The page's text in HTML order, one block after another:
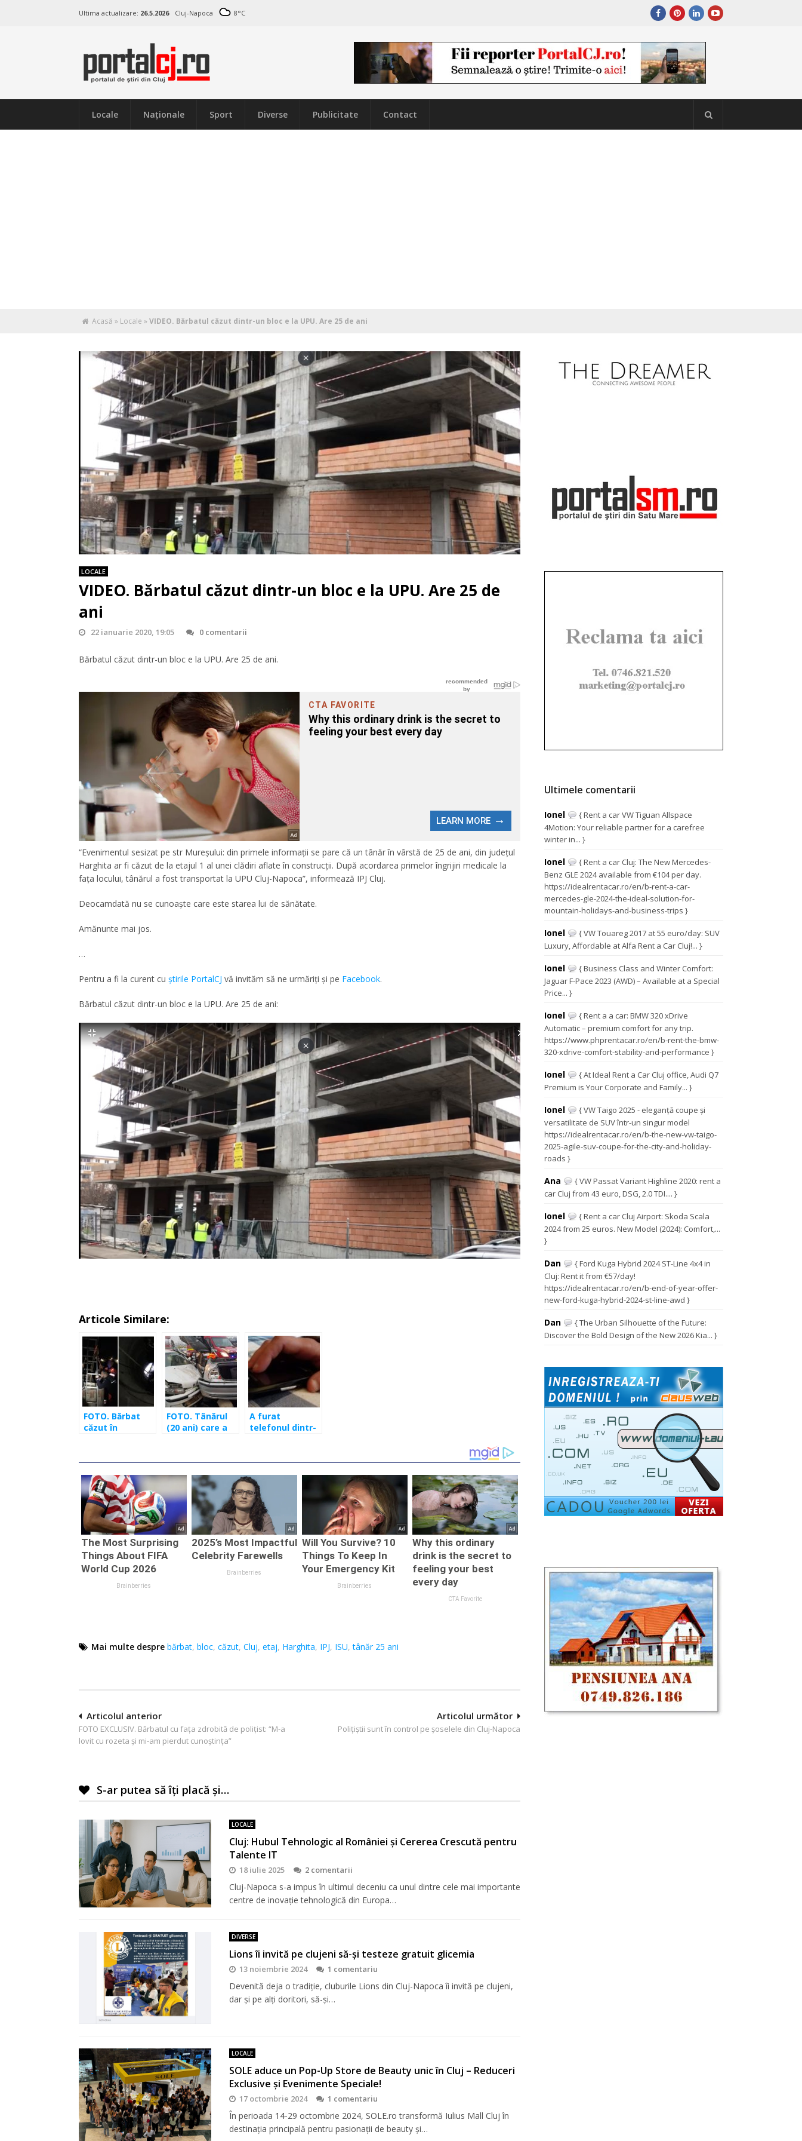
Ultima actualizare: 26.5.2026 Cluj-Napoca 8°C
Locale Naţionale Sport Diverse Publicitate Contact
Acasă » Locale »VIDEO. Bărbatul căzut dintr-un bloc e la UPU. Are 25 de ani
LOCALE
VIDEO. Bărbatul căzut dintr-un bloc e la UPU. Are 25 de
ani
22 ianuarie 2020, 19:05 0 comentarii
Bărbatul căzut dintr-un bloc e la UPU. Are 25 de ani.
“Evenimentul sesizat pe str Mureşului: din primele informaţii se pare că un tânăr în vârstă de 25 de ani, din judeţul
Harghita ar fi căzut de la etajul 1 al unei clădiri aflate în construcţii. După acordarea primelor îngrijiri medicale la
faţa locului, tânărul a fost transportat la UPU Cluj-Napoca”, informează IPJ Cluj.
Deocamdată nu se cunoaşte care este starea lui de sănătate.
Amănunte mai jos.
…
Pentru a fi la curent cu ştirile PortalCJ vă invităm să ne urmăriţi şi pe Facebook.
Bărbatul căzut dintr-un bloc e la UPU. Are 25 de ani:
Articole Similare:
FOTO. Bărbat
căzut în
Intervenţie
dificilă a
pompierilor!
FOTO. Tânărul
(20 ani) care a
Calea Floreşti nu
are permis!
A furat
telefonul dintr-
de lei
Mai multe despre bărbat, bloc, căzut, Cluj, etaj, Harghita, IPJ, ISU,tânăr 25 ani
Navigare
în
Articolul următor
Polițiștii sunt în control pe șoselele din Cluj-Napoca
Articolul anterior
FOTO EXCLUSIV. Bărbatul cu faţa zdrobită de poliţist: “M-a
lovit cu rozeta şi mi-am pierdut cunoştinţa”
S-ar putea să îți placă și…
LOCALE
Cluj: Hubul Tehnologic al României și Cererea Crescută pentru
Talente IT
18 iulie 2025 2 comentarii
Cluj-Napoca s-a impus în ultimul deceniu ca unul dintre cele mai importante
centre de inovație tehnologică din Europa…
DIVERSE
Lions îi invită pe clujeni să-şi testeze gratuit glicemia
13 noiembrie 2024 1 comentariu
Devenită deja o tradiţie, cluburile Lions din Cluj-Napoca îi invită pe clujeni,
dar şi pe alţi doritori, să-şi…
LOCALE
SOLE aduce un Pop-Up Store de Beauty unic în Cluj – Reduceri
Exclusive și Evenimente Speciale!
17 octombrie 2024 1 comentariu
În perioada 14-29 octombrie 2024, SOLE.ro transformă Iulius Mall Cluj în
destinația principală pentru pasionații de beauty și…
Ultimele comentarii
Ionel
{ Rent a car VW Tiguan Allspace
4Motion: Your reliable partner for a carefree
winter in... }
Ionel
{ Rent a car Cluj: The New Mercedes-
Benz GLE 2024 available from €104 per day.
https://idealrentacar.ro/en/b-rent-a-car-
mercedes-gle-2024-the-ideal-solution-for-
mountain-holidays-and-business-trips }
Ionel
{ VW Touareg 2017 at 55 euro/day: SUV
Luxury, Affordable at Alfa Rent a Car Cluj!... }
Ionel
{ Business Class and Winter Comfort:
Jaguar F-Pace 2023 (AWD) – Available at a Special
Price... }
Ionel
{ Rent a a car: BMW 320 xDrive
Automatic – premium comfort for any trip.
https://www.phprentacar.ro/en/b-rent-the-bmw-
320-xdrive-comfort-stability-and-performance }
Ionel
{ At Ideal Rent a Car Cluj office, Audi Q7
Premium is Your Corporate and Family... }
Ionel
{ VW Taigo 2025 - eleganță coupe și
versatilitate de SUV într-un singur model
https://idealrentacar.ro/en/b-the-new-vw-taigo-
2025-agile-suv-coupe-for-the-city-and-holiday-
roads }
Ana
{ VW Passat Variant Highline 2020: rent a
car Cluj from 43 euro, DSG, 2.0 TDI.... }
Ionel
{ Rent a car Cluj Airport: Skoda Scala
2024 from 25 euros. New Model (2024): Comfort,...
}
Dan
{ Ford Kuga Hybrid 2024 ST-Line 4x4 in
Cluj: Rent it from €57/day!
https://idealrentacar.ro/en/b-end-of-year-offer-
new-ford-kuga-hybrid-2024-st-line-awd }
Dan
{ The Urban Silhouette of the Future:
Discover the Bold Design of the New 2026 Kia... }